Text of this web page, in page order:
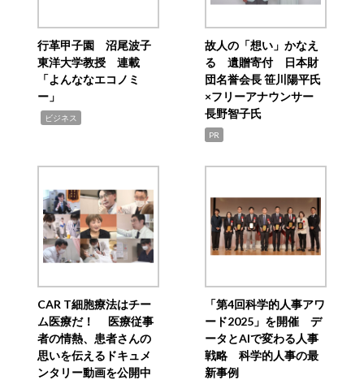
行革甲子園 沼尾波子
東洋大学教授 連載
「よんななエコノミ
ー」
ビジネス
故人の「想い」かなえ
る 遺贈寄付 日本財
団名誉会長 笹川陽平氏
×フリーアナウンサー
長野智子氏
PR
CAR T細胞療法はチー
ム医療だ！ 医療従事
者の情熱、患者さんの
思いを伝えるドキュメ
ンタリー動画を公開中
「第4回科学的人事アワ
ード2025」を開催 デ
ータとAIで変わる人事
戦略 科学的人事の最
新事例